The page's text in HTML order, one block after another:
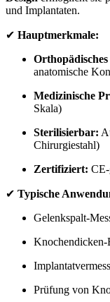
und Implantaten.
✔ Hauptmerkmale:
anatomische
Medizinische
Skala)
Sterilisierbar:
Chirurgiestahl)
Zertifiziert:
✔ Typische
Gelenkspalt-
Knochendicken-
Prüfung von